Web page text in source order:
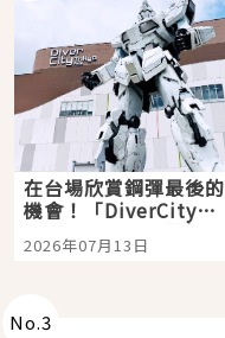
在台場欣賞鋼彈最後的
機會！「DiverCity
Tokyo Plaza」搭船、
購物、美食及夜景，一
2026年07月13日
No.3